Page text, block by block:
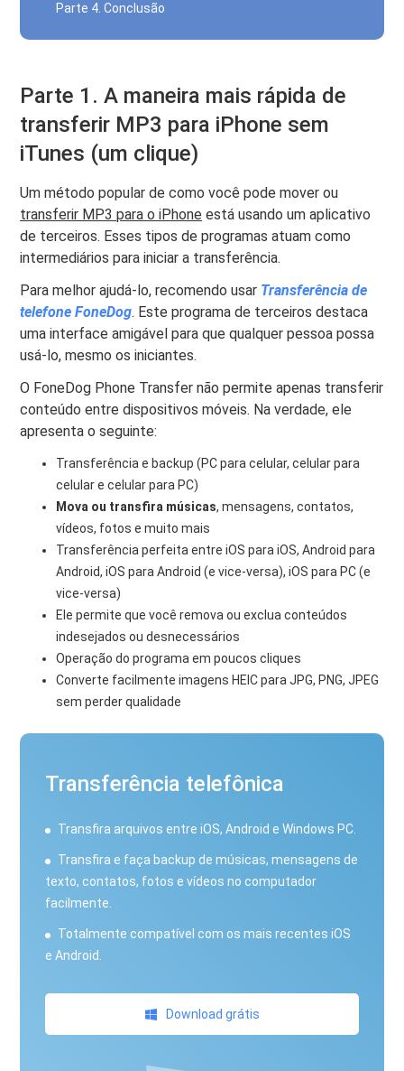
Parte 4. Conclusão
Parte 1. A maneira mais rápida de
transferir MP3 para iPhone sem
iTunes (um clique)
Um método popular de como você pode mover ou
transferir MP3 para o iPhone está usando um aplicativo
de terceiros. Esses tipos de programas atuam como
intermediários para iniciar a transferência.
Para melhor ajudá-lo, recomendo usar Transferência de
telefone FoneDog. Este programa de terceiros destaca
uma interface amigável para que qualquer pessoa possa
usá-lo, mesmo os iniciantes.
O FoneDog Phone Transfer não permite apenas transferir
conteúdo entre dispositivos móveis. Na verdade, ele
apresenta o seguinte:
Transferência e backup (PC para celular, celular para
celular e celular para PC)
Mova ou transfira músicas, mensagens, contatos,
vídeos, fotos e muito mais
Transferência perfeita entre iOS para iOS, Android para
Android, iOS para Android (e vice-versa), iOS para PC (e
vice-versa)
Ele permite que você remova ou exclua conteúdos
indesejados ou desnecessários
Operação do programa em poucos cliques
Converte facilmente imagens HEIC para JPG, PNG, JPEG
sem perder qualidade
Transferência telefônica
Transfira arquivos entre iOS, Android e Windows PC.
Transfira e faça backup de músicas, mensagens de
texto, contatos, fotos e vídeos no computador
facilmente.
Totalmente compatível com os mais recentes iOS
e Android.
Download grátis